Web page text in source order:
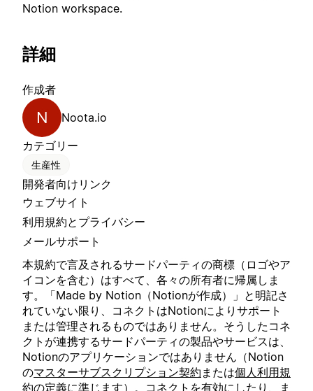
Notion workspace.
詳細
作成者
N
Noota.io
カテゴリー
生産性
開発者向けリンク
ウェブサイト
利用規約とプライバシー
メールサポート
本規約で言及されるサードパーティの商標（ロゴやア
イコンを含む）はすべて、各々の所有者に帰属しま
す。「Made by Notion（Notionが作成）」と明記さ
れていない限り、コネクトはNotionによりサポート
または管理されるものではありません。そうしたコネ
クトが連携するサードパーティの製品やサービスは、
Notionのアプリケーションではありません（Notion
のマスターサブスクリプション契約 または個人利用規
約の定義に準じます）。コネクトを有効にしたり、ま